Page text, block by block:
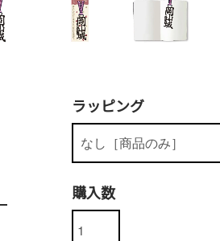
ラッピング
購入数